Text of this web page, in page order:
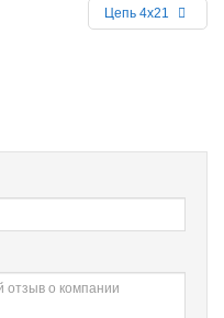
Цепь 4х21